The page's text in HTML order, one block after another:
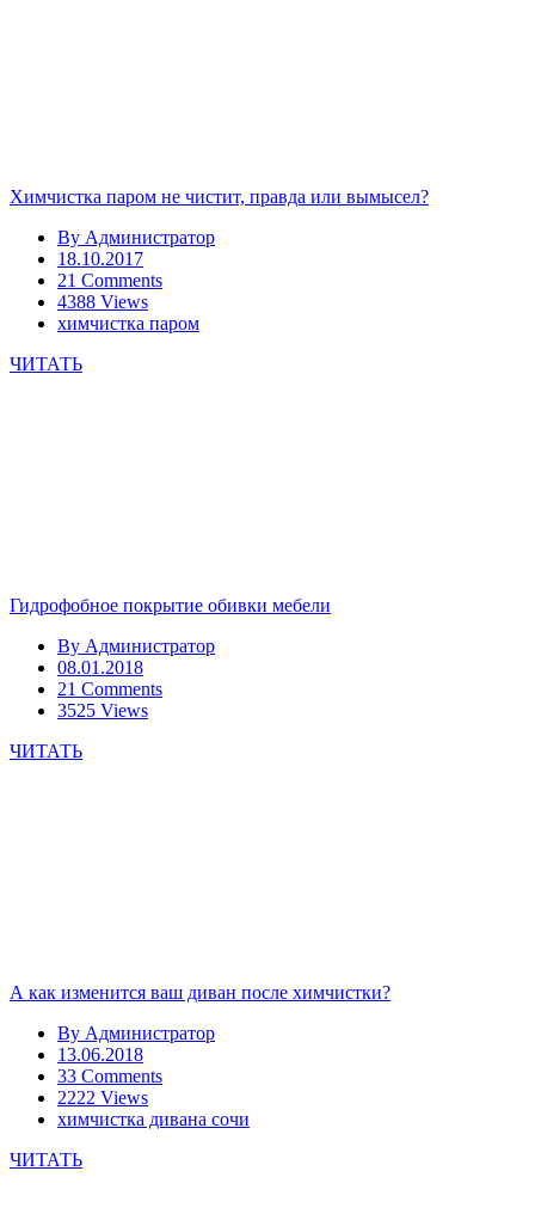
Химчистка паром не чистит, правда или вымысел?
By Администратор
18.10.2017
21 Comments
4388 Views
химчистка паром
ЧИТАТЬ
Гидрофобное покрытие обивки мебели
By Администратор
08.01.2018
21 Comments
3525 Views
ЧИТАТЬ
А как изменится ваш диван после химчистки?
By Администратор
13.06.2018
33 Comments
2222 Views
химчистка дивана сочи
ЧИТАТЬ